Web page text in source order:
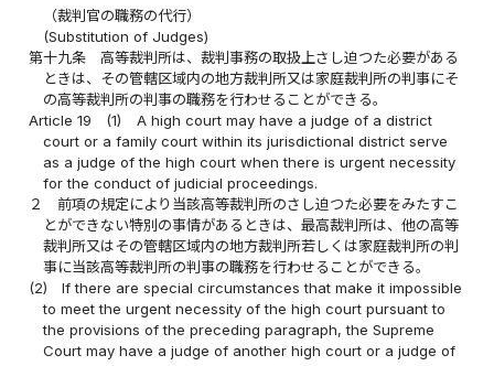
（裁判官の職務の代行）
(Substitution of Judges)
第十九条
高等裁判所は、裁判事務の取扱上さし迫つた必要がある
ときは、その管轄区域内の地方裁判所又は家庭裁判所の判事にそ
の高等裁判所の判事の職務を行わせることができる。
Article 19
(1)
A high court may have a judge of a district
court or a family court within its jurisdictional district serve
as a judge of the high court when there is urgent necessity
for the conduct of judicial proceedings.
２
前項の規定により当該高等裁判所のさし迫つた必要をみたすこ
とができない特別の事情があるときは、最高裁判所は、他の高等
裁判所又はその管轄区域内の地方裁判所若しくは家庭裁判所の判
事に当該高等裁判所の判事の職務を行わせることができる。
(2)
If there are special circumstances that make it impossible
to meet the urgent necessity of the high court pursuant to
the provisions of the preceding paragraph, the Supreme
Court may have a judge of another high court or a judge of